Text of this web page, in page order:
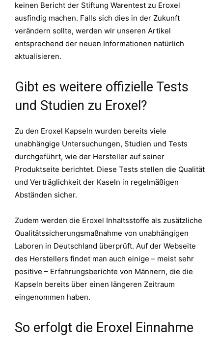
keinen Bericht der Stiftung Warentest zu Eroxel
ausfindig machen. Falls sich dies in der Zukunft
verändern sollte, werden wir unseren Artikel
entsprechend der neuen Informationen natürlich
aktualisieren.
Gibt es weitere offizielle Tests
und Studien zu Eroxel?
Zu den Eroxel Kapseln wurden bereits viele
unabhängige Untersuchungen, Studien und Tests
durchgeführt, wie der Hersteller auf seiner
Produktseite berichtet. Diese Tests stellen die Qualität
und Verträglichkeit der Kaseln in regelmäßigen
Abständen sicher.
Zudem werden die Eroxel Inhaltsstoffe als zusätzliche
Qualitätssicherungsmaßnahme von unabhängigen
Laboren in Deutschland überprüft. Auf der Webseite
des Herstellers findet man auch einige – meist sehr
positive – Erfahrungsberichte von Männern, die die
Kapseln bereits über einen längeren Zeitraum
eingenommen haben.
So erfolgt die Eroxel Einnahme